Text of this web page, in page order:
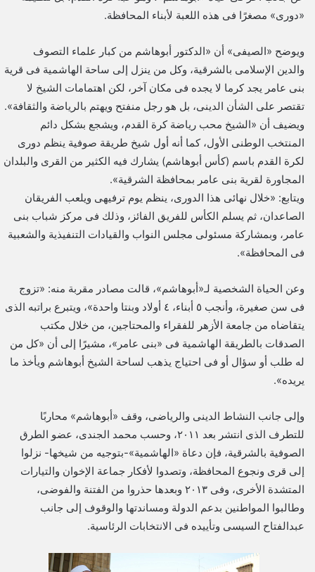
«دورى» مصغرًا فى هذه اللعبة لأبناء المحافظة.
ويوضح «الصيفى» أن «الدكتور أبوهاشم من كبار علماء التصوف
والدين الإسلامى بالشرقية، وكل من ينزل إلى ساحة الهاشمية فى قرية
بنى عامر يجد كرما لا يجده فى مكان آخر، لكن اهتمامات الشيخ لا
تقتصر على الشأن الدينى، بل هو رجل منفتح ويهتم بالرياضة والثقافة».
ويضيف أن «الشيخ محب رياضة كرة القدم، ويشجع بشكل دائم
المنتخب الوطنى الأول، كما أنه أول شيخ طريقة صوفية ينظم دورى
لكرة القدم باسم (كأس أبوهاشم) يشارك فيه الكثير من القرى والبلدان
المجاورة لقرية بنى عامر بمحافظة الشرقية».
ويتابع: «خلال نهائى هذا الدورى، ينظم يوم ترفيهى ويلعب الفريقان
الصاعدان، ثم يسلم الكأس للفريق الفائز، وذلك فى مركز شباب بنى
عامر، وبمشاركة مسئولى مجلس النواب والقيادات التنفيذية والشعبية
فى المحافظة».
وعن الحياة الشخصية لـ«أبوهاشم»، قالت مصادر مقربة منه: «تزوج
فى سن صغيرة، وأنجب ٥ أبناء، ٤ أولاد وبنتا واحدة»، ويتبرع براتبه الذى
يتقاضاه من جامعة الأزهر للفقراء والمحتاجين، من خلال مكتب
الصدقات بالطريقة الهاشمية فى «بنى عامر»، مشيرًا إلى أن «كل من
له طلب أو سؤال أو فى احتياج يذهب لساحة الشيخ أبوهاشم ويأخذ ما
يريده».
وإلى جانب النشاط الدينى والرياضى، وقف «أبوهاشم» محاربًا
للتطرف الذى انتشر بعد ٢٠١١، وحسب محمد الجندى، عضو الطرق
الصوفية بالشرقية، فإن دعاة «الهاشمية»-بتوجيه من شيخها- نزلوا
إلى قرى ونجوع المحافظة، وتصدوا لأفكار جماعة الإخوان والتيارات
المتشدة الأخرى، وفى ٢٠١٣ وبعدها حذروا من الفتنة والفوضى،
وطالبوا المواطنين بدعم الدولة ومساندتها والوقوف إلى جانب
عبدالفتاح السيسى وتأييده فى الانتخابات الرئاسية.